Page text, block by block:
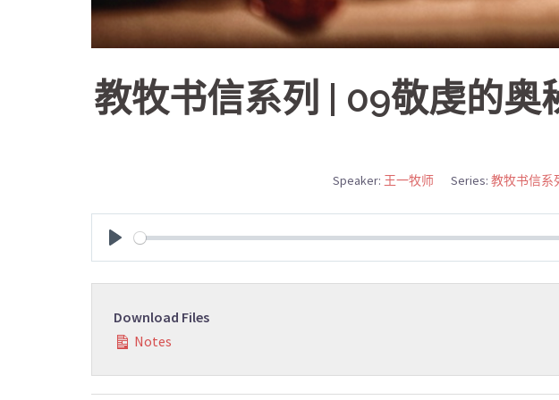
教牧书信系列 | 09敬虔的
Speaker: 王一牧师 Series: 教牧书信系
PLAY
Download Files
Notes